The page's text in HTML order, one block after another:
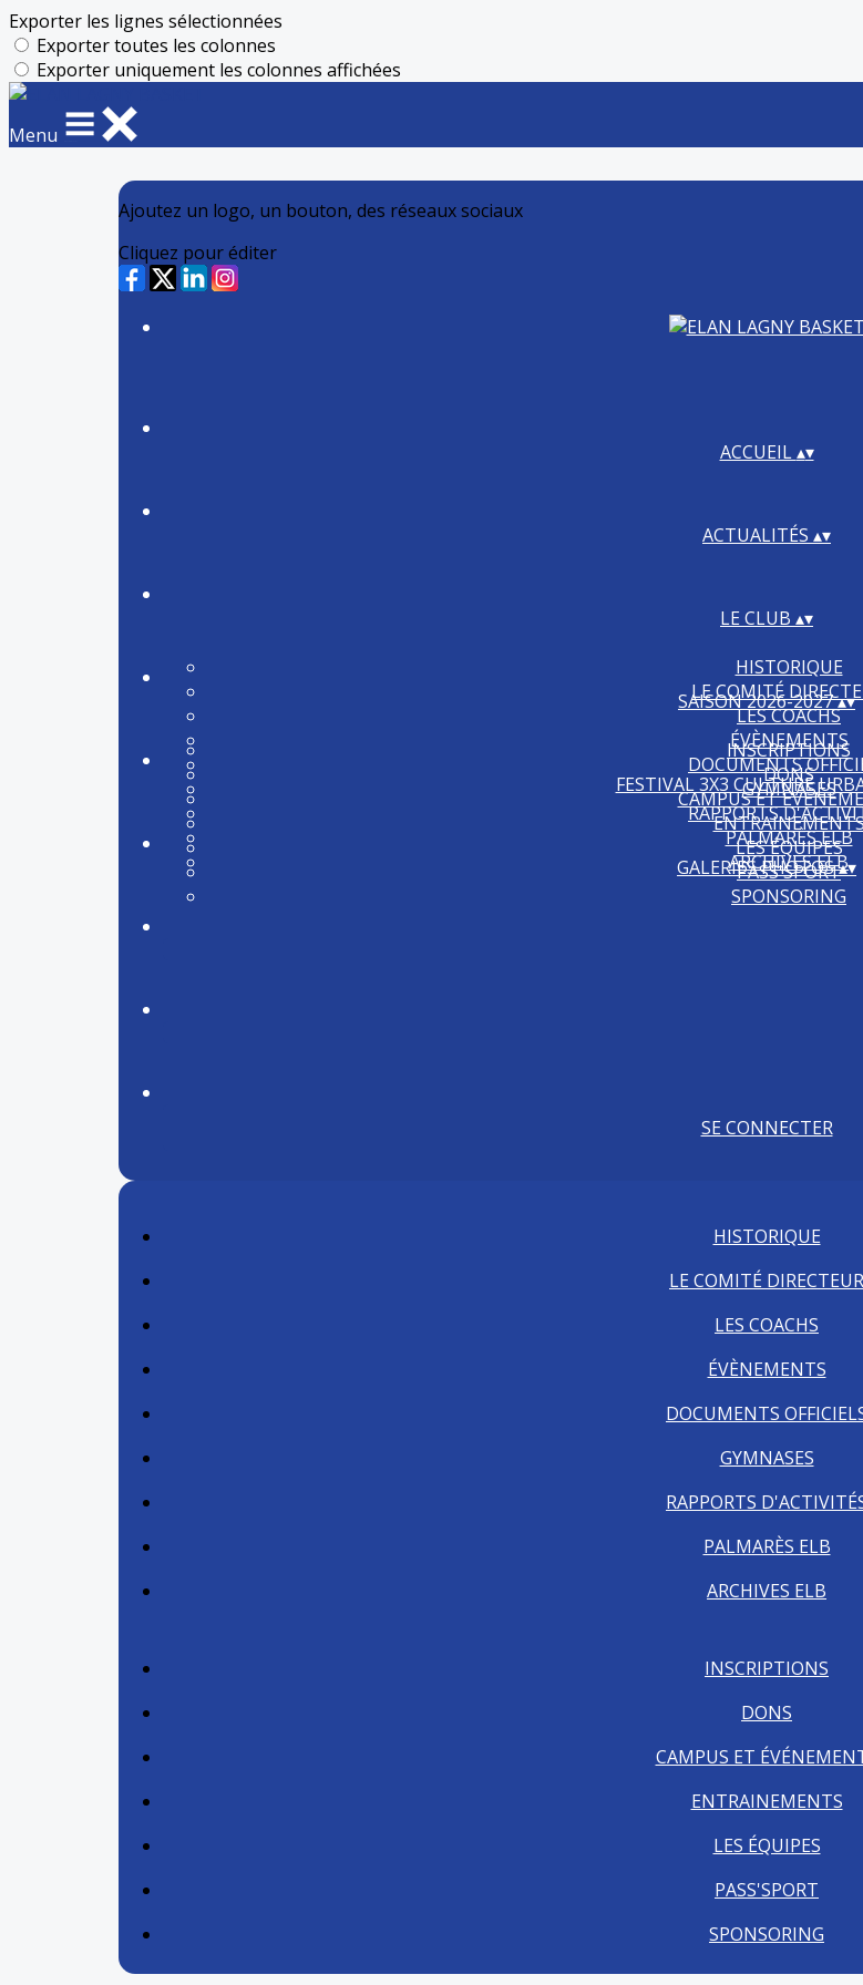
Exporter les lignes sélectionnées
Exporter toutes les colonnes
Exporter uniquement les colonnes affichées
Menu
Ajoutez un logo, un bouton, des réseaux sociaux
Cliquez pour éditer
ACCUEIL▴▾
ACTUALITÉS ▴▾
LE CLUB ▴▾
HISTORIQUE
LE COMITÉ
LES COACHS
ÉVÈNEMENTS
DOCUMENTS
GYMNASES
RAPPORTS
PALMARÈS ELB
ARCHIVES ELB
SAISON 2026-2027▴▾
INSCRIPTIONS
DONS
CAMPUS ET
LES ÉQUIPES
PASS'SPORT
SPONSORING
FESTIVAL 3X3 CULTURE
GALERIES PHOTOS▴▾
SE CONNECTER
HISTORIQUE
LE COMITÉ DIRECTEUR
LES COACHS
ÉVÈNEMENTS
DOCUMENTS
GYMNASES
RAPPORTS
PALMARÈS ELB
ARCHIVES ELB
INSCRIPTIONS
DONS
CAMPUS ET
ENTRAINEMENTS
LES ÉQUIPES
PASS'SPORT
SPONSORING